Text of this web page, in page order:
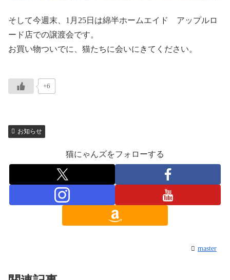
そして今週末、1月25日は綿半ホームエイド アップルロ
ード店での譲渡会です。
お買い物ついでに、猫たちに会いにきてください。
+6
お知らせ
猫にゃんズをフォローする
master